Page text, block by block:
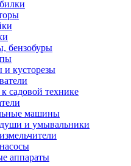
бензобуры
кусторезы
садовой технике
машины
и умывальники
аппараты